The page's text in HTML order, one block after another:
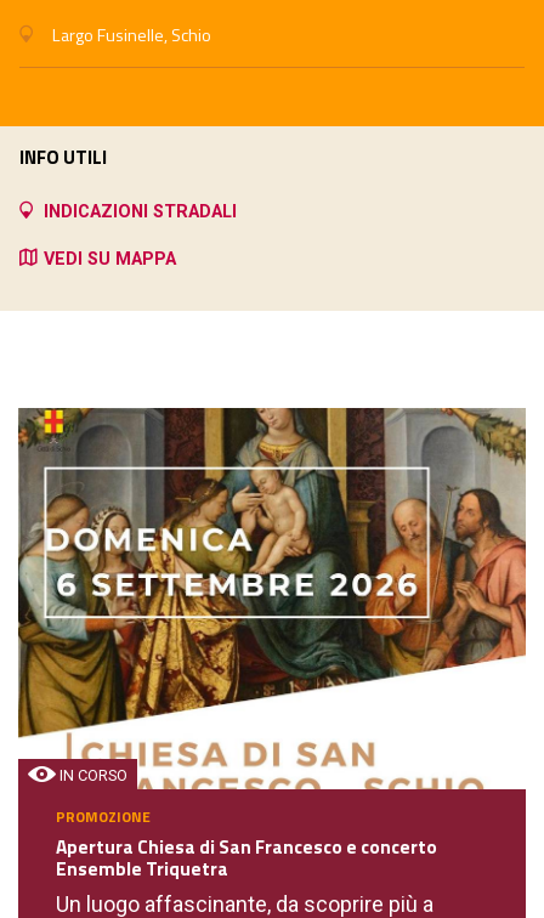
Largo Fusinelle, Schio
IN CORSO
PROMOZIONE
Apertura Chiesa di San Francesco e concerto
Ensemble Triquetra
Un luogo affascinante, da scoprire più a
INFO UTILI
INDICAZIONI STRADALI
VEDI SU MAPPA